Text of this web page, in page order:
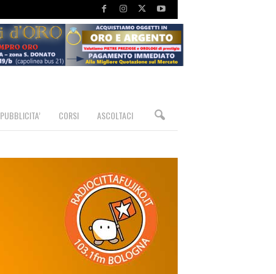
PUBBLICITA’ CORSI ASCOLTACI